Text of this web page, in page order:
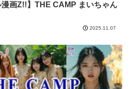
】THE CAMP まいちゃん
2025.11.07